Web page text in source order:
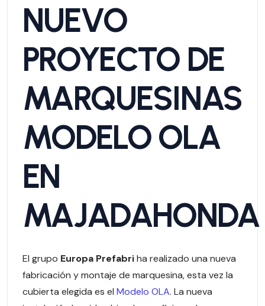
NUEVO
PROYECTO DE
MARQUESINAS
MODELO OLA
EN
MAJADAHONDA
El grupo Europa Prefabriha realizado una nueva
fabricación y montaje de marquesina, esta vez la
cubierta elegida es el Modelo OLA. La nueva